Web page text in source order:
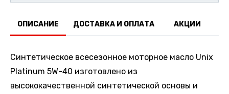
ОПИСАНИЕ ДОСТАВКА И ОПЛАТА АКЦИИ
Синтетическое всесезонное моторное масло Unix
Platinum 5W-40 изготовлено из
высококачественной синтетической основы и